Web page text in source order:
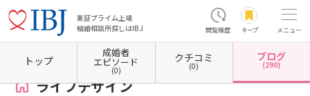
東証プライム上場
結婚相談所探しはIBJ
閲覧履歴 キープ メニュー
ホーム 群馬県の結婚相談所 群馬県太田市 ライフデザイン カウンセラーブログ一覧
ライフデザイン
トップ
成婚者
エピソード
(0)
クチコミ
(0)
ブログ
(290)